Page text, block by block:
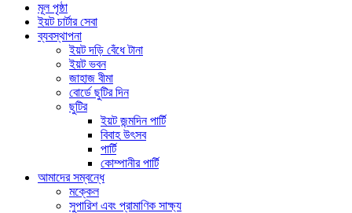
মূল পৃষ্ঠা
ইয়ট চার্টার সেবা
ব্যবস্থাপনা
ইয়ট দড়ি বেঁধে টানা
ইয়ট ভবন
জাহাজ বীমা
বোর্ডে ছুটির দিন
ছুটির
ইয়ট জন্মদিন পার্টি
বিবাহ উৎসব
পার্টি
কোম্পানীর পার্টি
আমাদের সম্বন্ধে
মক্কেল
সুপারিশ এবং প্রামাণিক সাক্ষ্য